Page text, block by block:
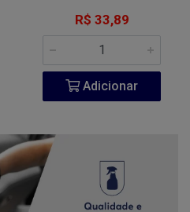
R$ 33,89
Adicionar